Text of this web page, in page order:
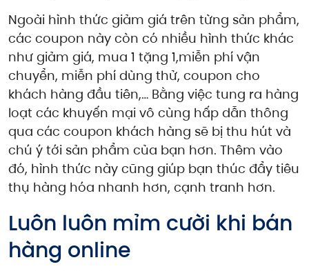
Ngoài hình thức giảm giá trên từng sản phẩm,
các coupon này còn có nhiều hình thức khác
như giảm giá, mua 1 tặng 1,miễn phí vận
chuyển, miễn phí dùng thử, coupon cho
khách hàng đầu tiên,… Bằng việc tung ra hàng
loạt các khuyến mại vô cùng hấp dẫn thông
qua các coupon khách hàng sẽ bị thu hút và
chú ý tới sản phẩm của bạn hơn. Thêm vào
đó, hình thức này cũng giúp bạn thúc đẩy tiêu
thụ hàng hóa nhanh hơn, cạnh tranh hơn.
Luôn luôn mỉm cười khi bán
hàng online